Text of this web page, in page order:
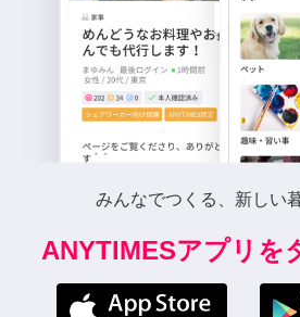
みんなでつくる、新しい
ANYTIMESアプリを